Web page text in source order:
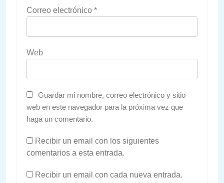
Correo electrónico *
Web
Guardar mi nombre, correo electrónico y sitio
web en este navegador para la próxima vez que
haga un comentario.
Recibir un email con los siguientes
comentarios a esta entrada.
Recibir un email con cada nueva entrada.